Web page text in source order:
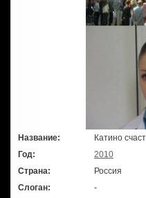
Название:
Катино
Год:
2010
Страна:
Россия
Слоган:
-